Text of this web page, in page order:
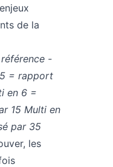
de la
-
= rapport
en 6 =
15 Multi en
par 35
les